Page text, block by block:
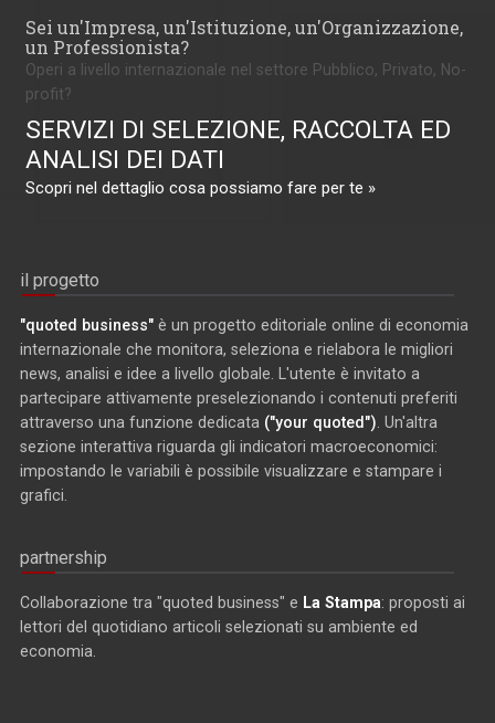
Sei un'Impresa, un'Istituzione, un'Organizzazione,
un Professionista?
Operi a livello internazionale nel settore Pubblico, Privato, No-
profit?
SERVIZI DI SELEZIONE, RACCOLTA ED
ANALISI DEI DATI
Scopri nel dettaglio cosa possiamo fare per te »
il progetto
"quoted business" è un progetto editoriale online di economia
internazionale che monitora, seleziona e rielabora le migliori
news, analisi e idee a livello globale. L'utente è invitato a
partecipare attivamente preselezionando i contenuti preferiti
attraverso una funzione dedicata ("your quoted") . Un'altra
sezione interattiva riguarda gli indicatori macroeconomici:
impostando le variabili è possibile visualizzare e stampare i
grafici.
partnership
Collaborazione tra "quoted business" e La Stampa: proposti ai
lettori del quotidiano articoli selezionati su ambiente ed
economia.